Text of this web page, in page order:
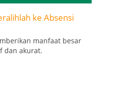
ke Absensi
manfaat besar
dan akurat.